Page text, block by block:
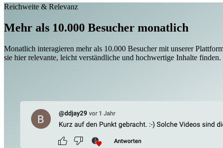
Reichweite & Relevanz
Mehr als 10.000 Besucher monatlich
Monatlich interagieren mehr als 10.000 Besucher mit unserer
sie hier relevante, leicht verständliche und hochwertige Inhalte finden.